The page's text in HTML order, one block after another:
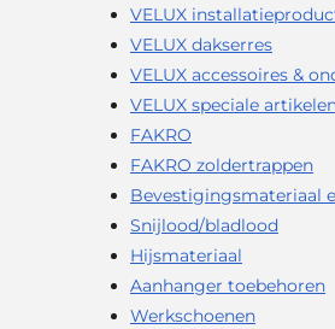
VELUX
VELUX dakserres
VELUX accessoires &
VELUX speciale
FAKRO
FAKRO zoldertrappen
Bevestigingsmateriaal
Snijlood/bladlood
Hijsmateriaal
Aanhanger toebehoren
Werkschoenen